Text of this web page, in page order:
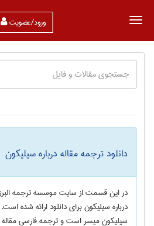
ورود/عضویت
دانلود ترجمه مقاله درباره سیلیکون
در این قسمت از سایت موسسه ترجمه
دربارهسیلیکونبرای دانلود ارائه شده
سیلیکونمیسر است و ترجمه فارسی مقاله